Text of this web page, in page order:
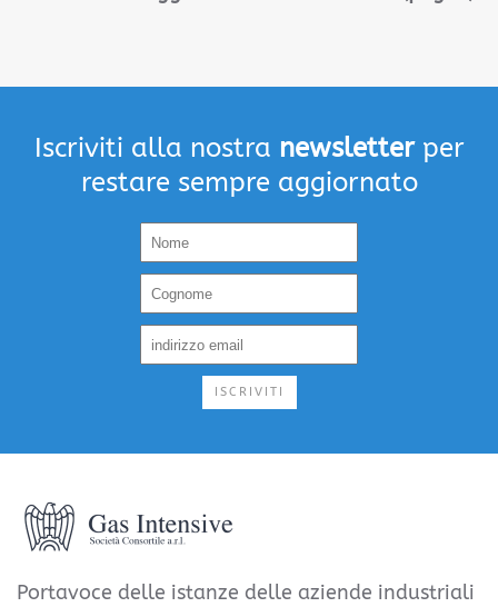
Iscriviti alla nostra newsletterper
restare sempre aggiornato
ISCRIVITI
Portavoce delle istanze delle aziende industriali